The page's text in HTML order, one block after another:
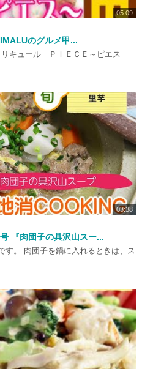
05:09
のグルメ甲...
リキュール ＰＩＥＣＥ～ピエス
03:38
『肉団子の具沢山スー...
す。 肉団子を鍋に入れるときは、ス